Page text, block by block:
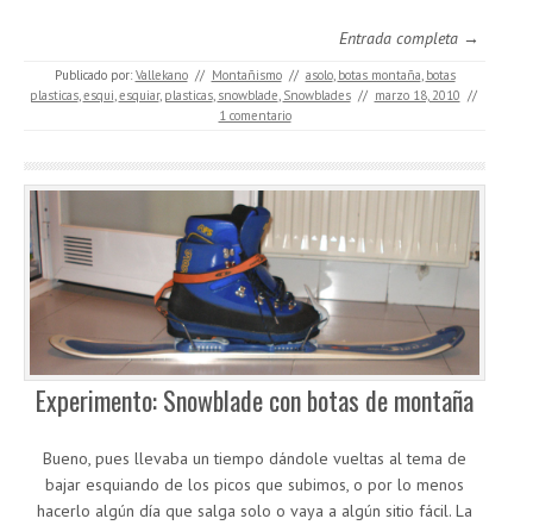
Entrada completa →
Publicado por: Vallekano // Montañismo // asolo, botas montaña botas
plasticas, esqui esquiar, plasticas, snowblade Snowblades // marzo 18, 2010 //
1 comentario
Experimento: Snowblade con botas de montaña
Bueno, pues llevaba un tiempo dándole vueltas al tema de
bajar esquiando de los picos que subimos, o por lo menos
hacerlo algún día que salga solo o vaya a algún sitio fácil. La